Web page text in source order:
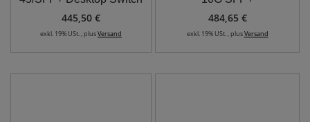
445,50 €
exkl. 19% USt. , plusVersand
484,65 €
exkl. 19% USt. , plusVersand